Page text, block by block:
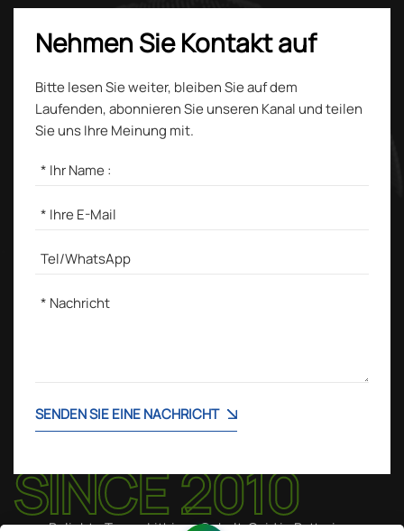
Nehmen Sie Kontakt auf
Bitte lesen Sie weiter, bleiben Sie auf dem
Laufenden, abonnieren Sie unseren Kanal und teilen
Sie uns Ihre Meinung mit.
SENDEN SIE EINE NACHRICHT